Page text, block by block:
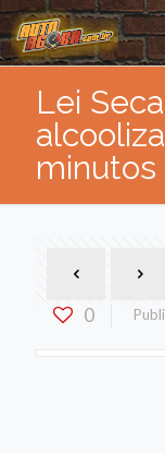
Lei
minutos
0